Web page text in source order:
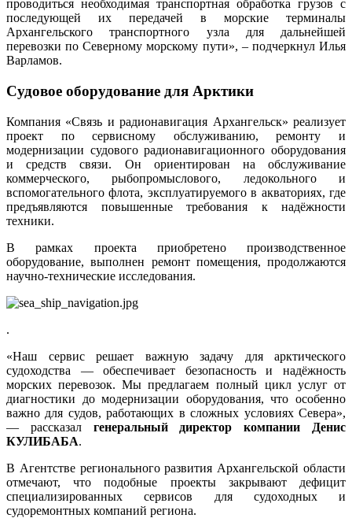
проводиться необходимая транспортная обработка грузов с
последующей их передачей в морские терминалы
Архангельского транспортного узла для дальнейшей
перевозки по Северному морскому пути», – подчеркнул Илья
Варламов.
Судовое оборудование для Арктики
Компания «Связь и радионавигация Архангельск» реализует
проект по сервисному обслуживанию, ремонту и
модернизации судового радионавигационного оборудования
и средств связи. Он ориентирован на обслуживание
коммерческого, рыбопромыслового, ледокольного и
вспомогательного флота, эксплуатируемого в акваториях, где
предъявляются повышенные требования к надёжности
техники.
В рамках проекта приобретено производственное
оборудование, выполнен ремонт помещения, продолжаются
научно-технические исследования.
.
«Наш сервис решает важную задачу для арктического
судоходства — обеспечивает безопасность и надёжность
морских перевозок. Мы предлагаем полный цикл услуг от
диагностики до модернизации оборудования, что особенно
важно для судов, работающих в сложных условиях Севера»,
— рассказал генеральный директор компании Денис
КУЛИБАБА.
В Агентстве регионального развития Архангельской области
отмечают, что подобные проекты закрывают дефицит
специализированных сервисов для судоходных и
судоремонтных компаний региона.